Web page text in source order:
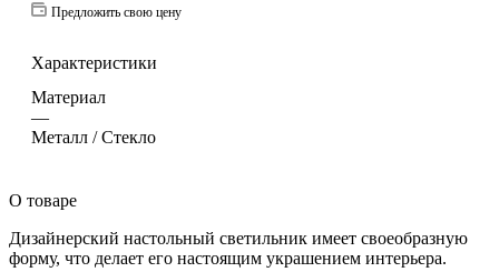
Предложить свою цену
Характеристики
Материал
—
Металл / Стекло
О товаре
Дизайнерский настольный светильник имеет своеобразную
форму, что делает его настоящим украшением интерьера.